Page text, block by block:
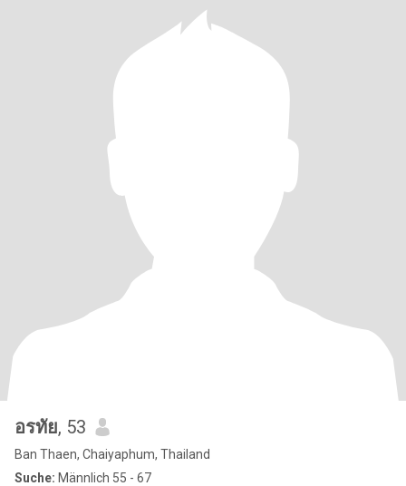
อรทัย, 53
Ban Thaen, Chaiyaphum, Thailand
Suche: Männlich 55 - 67